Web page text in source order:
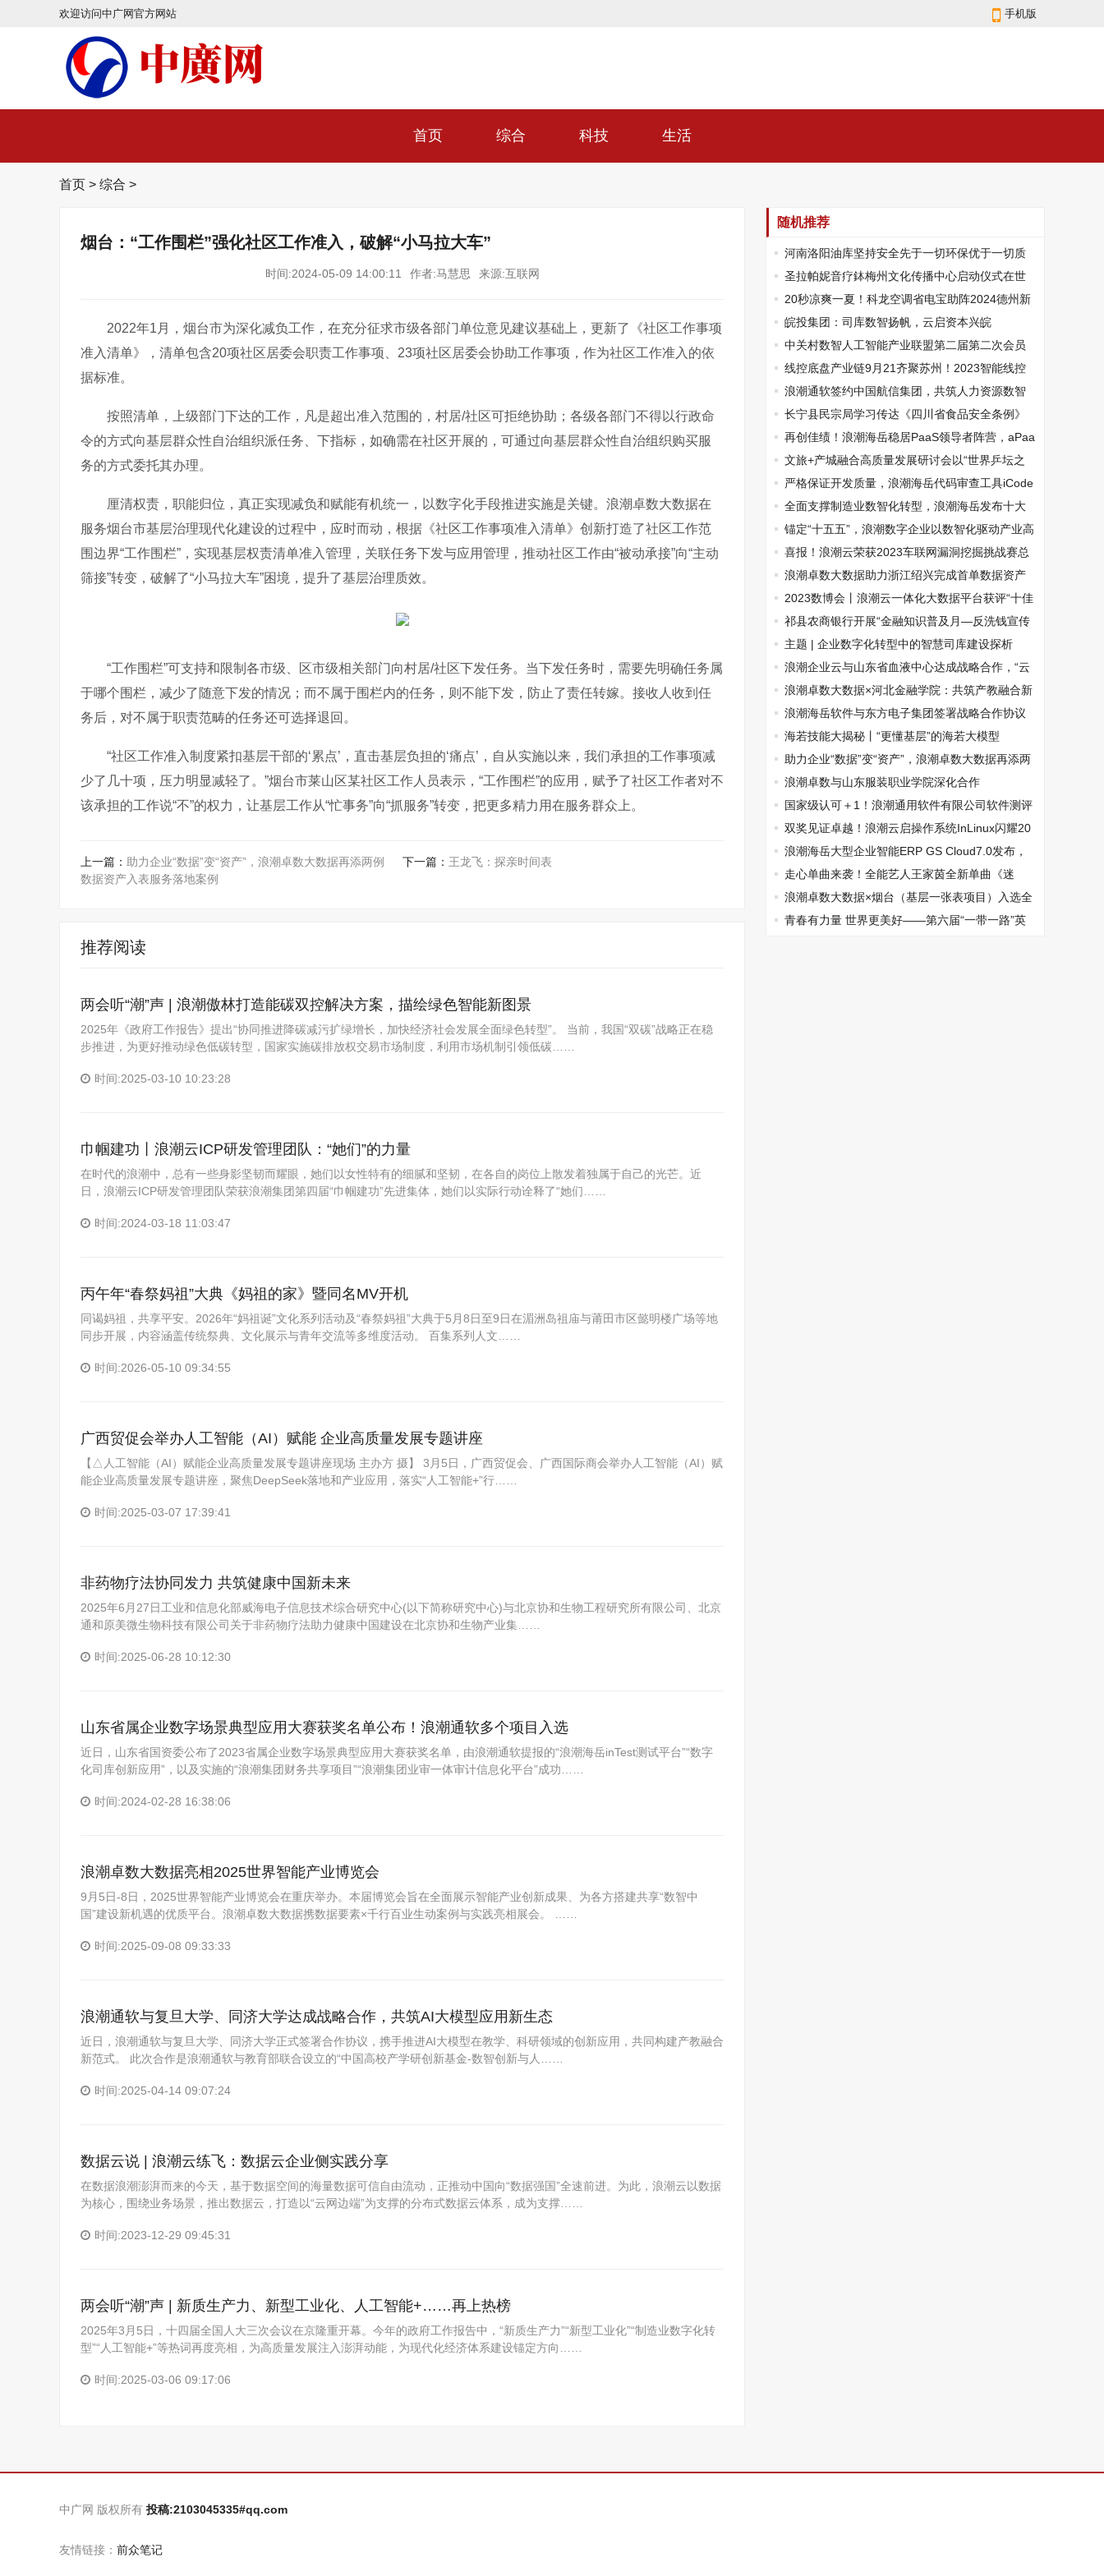
欢迎访问中广网官方网站 手机版
首页 综合 科技 生活
首页 > 综合 >
烟台：“工作围栏”强化社区工作准入，破解“小马拉大车”
时间:2024-05-09 14:00:11 作者:马慧思 来源:互联网
2022年1月，烟台市为深化减负工作，在充分征求市级各部门单位意见建议基础上，更新了《社区工作事项
准入清单》，清单包含20项社区居委会职责工作事项、23项社区居委会协助工作事项，作为社区工作准入的依
据标准。
按照清单，上级部门下达的工作，凡是超出准入范围的，村居/社区可拒绝协助；各级各部门不得以行政命
令的方式向基层群众性自治组织派任务、下指标，如确需在社区开展的，可通过向基层群众性自治组织购买服
务的方式委托其办理。
厘清权责，职能归位，真正实现减负和赋能有机统一，以数字化手段推进实施是关键。浪潮卓数大数据在
服务烟台市基层治理现代化建设的过程中，应时而动，根据《社区工作事项准入清单》创新打造了社区工作范
围边界“工作围栏”，实现基层权责清单准入管理，关联任务下发与应用管理，推动社区工作由“被动承接”向“主动
筛接”转变，破解了“小马拉大车”困境，提升了基层治理质效。
“工作围栏”可支持和限制各市级、区市级相关部门向村居/社区下发任务。当下发任务时，需要先明确任务属
于哪个围栏，减少了随意下发的情况；而不属于围栏内的任务，则不能下发，防止了责任转嫁。接收人收到任
务后，对不属于职责范畴的任务还可选择退回。
“社区工作准入制度紧扣基层干部的‘累点’，直击基层负担的‘痛点’，自从实施以来，我们承担的工作事项减
少了几十项，压力明显减轻了。”烟台市莱山区某社区工作人员表示，“工作围栏”的应用，赋予了社区工作者对不
该承担的工作说“不”的权力，让基层工作从“忙事务”向“抓服务”转变，把更多精力用在服务群众上。
上一篇： 助力企业“数据”变“资产”，浪潮卓数大数据再添两例
数据资产入表服务落地案例
下一篇： 王龙飞：探亲时间表
推荐阅读
两会听“潮”声 | 浪潮傲林打造能碳双控解决方案，描绘绿色智能新图景
2025年《政府工作报告》提出“协同推进降碳减污扩绿增长，加快经济社会发展全面绿色转型”。 当前，我国“双碳”战略正在稳
步推进，为更好推动绿色低碳转型，国家实施碳排放权交易市场制度，利用市场机制引领低碳……
时间:2025-03-10 10:23:28
巾帼建功丨浪潮云ICP研发管理团队：“她们”的力量
在时代的浪潮中，总有一些身影坚韧而耀眼，她们以女性特有的细腻和坚韧，在各自的岗位上散发着独属于自己的光芒。近
日，浪潮云ICP研发管理团队荣获浪潮集团第四届“巾帼建功”先进集体，她们以实际行动诠释了“她们……
时间:2024-03-18 11:03:47
丙午年“春祭妈祖”大典《妈祖的家》暨同名MV开机
同谒妈祖，共享平安。2026年“妈祖诞”文化系列活动及“春祭妈祖”大典于5月8日至9日在湄洲岛祖庙与莆田市区懿明楼广场等地
同步开展，内容涵盖传统祭典、文化展示与青年交流等多维度活动。 百集系列人文……
时间:2026-05-10 09:34:55
广西贸促会举办人工智能（AI）赋能 企业高质量发展专题讲座
【△人工智能（AI）赋能企业高质量发展专题讲座现场 主办方 摄】 3月5日，广西贸促会、广西国际商会举办人工智能（AI）赋
能企业高质量发展专题讲座，聚焦DeepSeek落地和产业应用，落实“人工智能+”行……
时间:2025-03-07 17:39:41
非药物疗法协同发力 共筑健康中国新未来
2025年6月27日工业和信息化部威海电子信息技术综合研究中心(以下简称研究中心)与北京协和生物工程研究所有限公司、北京
通和原美微生物科技有限公司关于非药物疗法助力健康中国建设在北京协和生物产业集……
时间:2025-06-28 10:12:30
山东省属企业数字场景典型应用大赛获奖名单公布！浪潮通软多个项目入选
近日，山东省国资委公布了2023省属企业数字场景典型应用大赛获奖名单，由浪潮通软提报的“浪潮海岳inTest测试平台”“数字
化司库创新应用”，以及实施的“浪潮集团财务共享项目”“浪潮集团业审一体审计信息化平台”成功……
时间:2024-02-28 16:38:06
浪潮卓数大数据亮相2025世界智能产业博览会
9月5日-8日，2025世界智能产业博览会在重庆举办。本届博览会旨在全面展示智能产业创新成果、为各方搭建共享“数智中
国”建设新机遇的优质平台。浪潮卓数大数据携数据要素×千行百业生动案例与实践亮相展会。 ……
时间:2025-09-08 09:33:33
浪潮通软与复旦大学、同济大学达成战略合作，共筑AI大模型应用新生态
近日，浪潮通软与复旦大学、同济大学正式签署合作协议，携手推进AI大模型在教学、科研领域的创新应用，共同构建产教融合
新范式。 此次合作是浪潮通软与教育部联合设立的“中国高校产学研创新基金-数智创新与人……
时间:2025-04-14 09:07:24
数据云说 | 浪潮云练飞：数据云企业侧实践分享
在数据浪潮澎湃而来的今天，基于数据空间的海量数据可信自由流动，正推动中国向“数据强国”全速前进。为此，浪潮云以数据
为核心，围绕业务场景，推出数据云，打造以“云网边端”为支撑的分布式数据云体系，成为支撑……
时间:2023-12-29 09:45:31
两会听“潮”声 | 新质生产力、新型工业化、人工智能+……再上热榜
2025年3月5日，十四届全国人大三次会议在京隆重开幕。今年的政府工作报告中，“新质生产力”“新型工业化”“制造业数字化转
型”“人工智能+”等热词再度亮相，为高质量发展注入澎湃动能，为现代化经济体系建设锚定方向……
时间:2025-03-06 09:17:06
随机推荐
河南洛阳油库坚持安全先于一切环保优于一切质
量重于一切
圣拉帕妮音疗鉢梅州文化传播中心启动仪式在世
界客都梅州圆满举行！
20秒凉爽一夏！科龙空调省电宝助阵2024德州新
青年音乐节，精彩即将上演！
皖投集团：司库数智扬帆，云启资本兴皖
中关村数智人工智能产业联盟第二届第二次会员
大会顺利召开
线控底盘产业链9月21齐聚苏州！2023智能线控
底盘大会即将盛大召开！
浪潮通软签约中国航信集团，共筑人力资源数智
化转型新标杆
长宁县民宗局学习传达《四川省食品安全条例》
再创佳绩！浪潮海岳稳居PaaS领导者阵营，aPaa
S发展能力第一
文旅+产城融合高质量发展研讨会以“世界乒坛之
巅 ”与“东方艺谷 ”为例文旅创新项目助力共同富裕
严格保证开发质量，浪潮海岳代码审查工具iCode
Scan3.0正式发布
全面支撑制造业数智化转型，浪潮海岳发布十大
行业解决方案
锚定“十五五”，浪潮数字企业以数智化驱动产业高
质量发展
喜报！浪潮云荣获2023车联网漏洞挖掘挑战赛总
决赛一等奖
浪潮卓数大数据助力浙江绍兴完成首单数据资产
入表2023数博会丨浪潮云一体化大数据平台获评“十佳
大数据案例”
祁县农商银行开展“金融知识普及月—反洗钱宣传
在行动”主题宣传活动
主题 | 企业数字化转型中的智慧司库建设探析
浪潮企业云与山东省血液中心达成战略合作，“云
+AI”赋能场景革新
浪潮卓数大数据×河北金融学院：共筑产教融合新
标杆！
浪潮海岳软件与东方电子集团签署战略合作协议
海若技能大揭秘丨“更懂基层”的海若大模型
助力企业“数据”变“资产”，浪潮卓数大数据再添两
例数据资产入表服务落地案例
浪潮卓数与山东服装职业学院深化合作
国家级认可＋1！浪潮通用软件有限公司软件测评
中心获国家CNAS实验室认可证书
双奖见证卓越！浪潮云启操作系统InLinux闪耀20
25IT市场年会
浪潮海岳大型企业智能ERP GS Cloud7.0发布，
助力企业数智化转型升级
走心单曲来袭！全能艺人王家茵全新单曲《迷
羁》全网上线，诉说偶像与粉丝长久牵挂
浪潮卓数大数据×烟台（基层一张表项目）入选全
国首批20个“数据要素×”典型案例
青春有力量 世界更美好——第六届“一带一路”英
中广网 版权所有 投稿:2103045335#qq.com
友情链接： 前众笔记